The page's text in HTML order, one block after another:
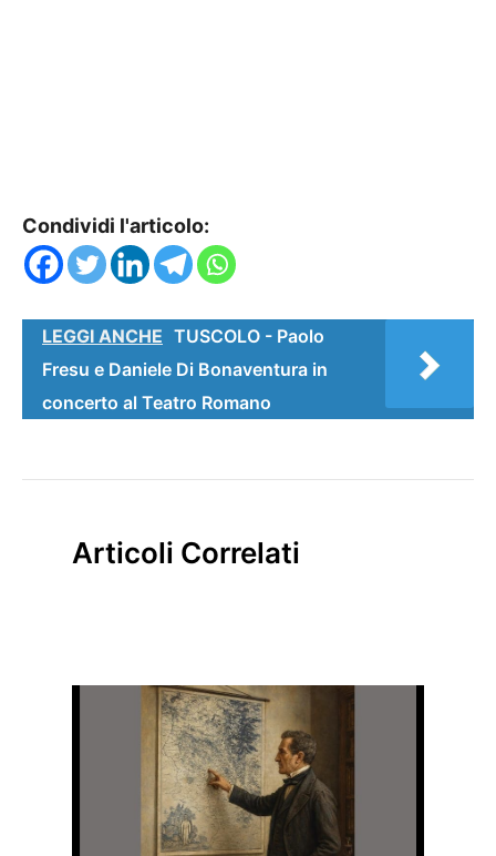
Condividi l'articolo:
LEGGI ANCHE TUSCOLO - Paolo
Fresu e Daniele Di Bonaventura in
concerto al Teatro Romano
Articoli Correlati